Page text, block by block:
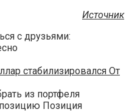
Источник
с друзьями:
стабилизировался От
из портфеля
Позиция